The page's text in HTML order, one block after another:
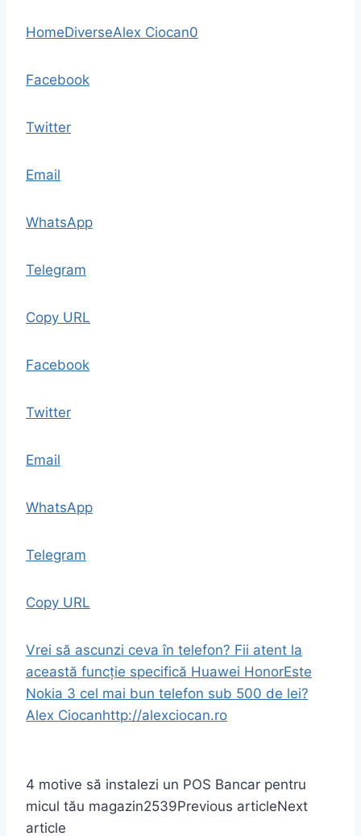
HomeDiverseAlex Ciocan0
Facebook
Twitter
Email
WhatsApp
Telegram
Copy URL
Facebook
Twitter
Email
WhatsApp
Telegram
Copy URL
Vrei să ascunzi ceva în telefon? Fii atent la
această funcție specifică Huawei HonorEste
Nokia 3 cel mai bun telefon sub 500 de lei?
Alex Ciocanhttp://alexciocan.ro
4 motive să instalezi un POS Bancar pentru
micul tău magazin2539Previous articleNext
article